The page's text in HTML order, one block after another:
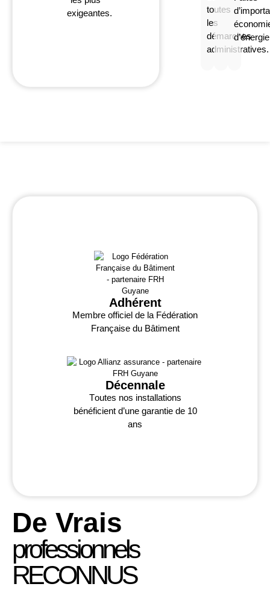
exigeantes.
toutes
les
démarches
administratives.
Adhérent
Membre officiel de la Fédération
Française du Bâtiment
Décennale
Toutes nos installations
bénéficient d’une garantie de 10
ans
De Vrais
professionnels
RECONNUS